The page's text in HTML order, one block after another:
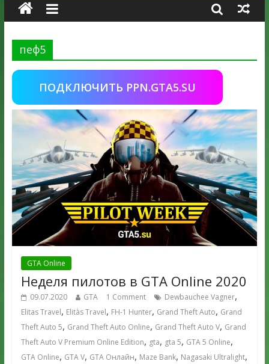
пеф5
ПОДКЛЮЧИТЬ PPN.GTA5.SU
GTA Online
Неделя пилотов в GTA Online 2020
09.07.2020 GTA 1 Comment Dewbauchee Vagner,
Elitas Travel, Elitàs Travel, FH-1 Hunter, Grand Theft Auto, Grand
Theft Auto 5, Grand Theft Auto Online, Grand Theft Auto V, Grand
Theft Auto V Premium Online Edition, gta, gta 5, GTA 5 Online,
GTA Online, GTA V, GTA Онлайн, Maze Bank, Nagasaki Ultralight,